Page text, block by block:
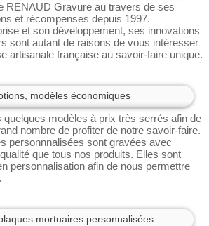
RENAUD Gravure au travers de ses
et récompenses depuis 1997.
et son développement, ses innovations
sont autant de raisons de vous intéresser
artisanale française au savoir-faire unique.
modèles économiques
modèles à prix très serrés afin de
nombre de profiter de notre savoir-faire.
personnnalisées sont gravées avec
que tous nos produits. Elles sont
personnalisation afin de nous permettre
mortuaires personnalisées